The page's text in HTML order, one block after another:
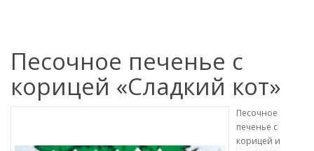
Песочное печенье с
корицей «Сладкий кот»
Песочное
печенье с
корицей и